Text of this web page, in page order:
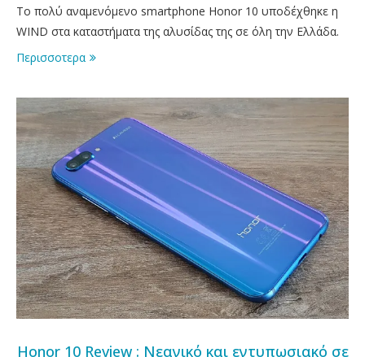
Το πολύ αναμενόμενο smartphone Honor 10 υποδέχθηκε η
WIND στα καταστήματα της αλυσίδας της σε όλη την Ελλάδα.
Περισσοτερα
Honor 10 Review : Νεανικό και εντυπωσιακό σε